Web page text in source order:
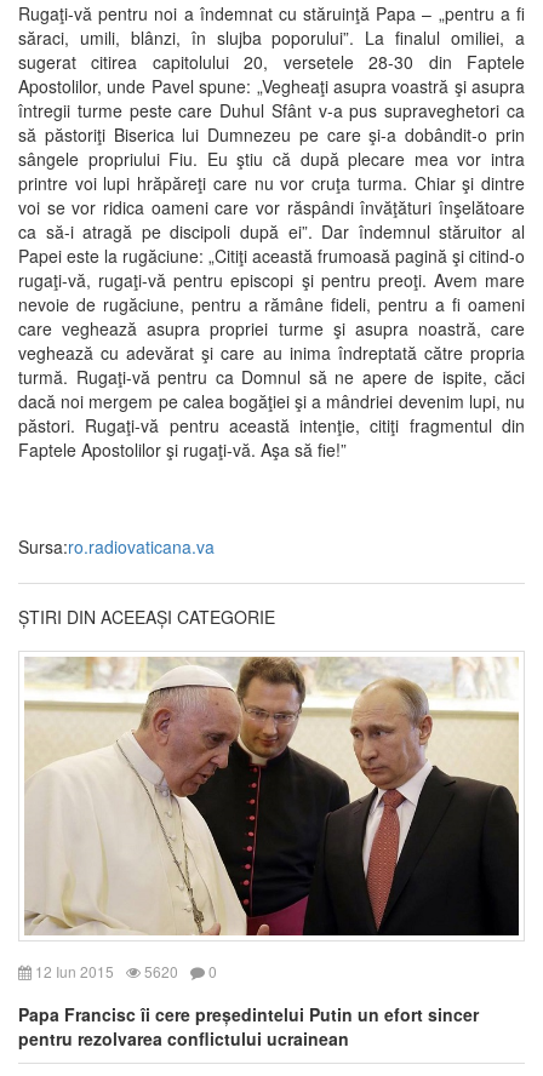
Rugaţi-vă pentru noi a îndemnat cu stăruinţă Papa – „pentru a fi
săraci, umili, blânzi, în slujba poporului”. La finalul omiliei, a
sugerat citirea capitolului 20, versetele 28-30 din Faptele
Apostolilor, unde Pavel spune: „Vegheaţi asupra voastră şi asupra
întregii turme peste care Duhul Sfânt v-a pus supraveghetori ca
să păstoriţi Biserica lui Dumnezeu pe care şi-a dobândit-o prin
sângele propriului Fiu. Eu ştiu că după plecare mea vor intra
printre voi lupi hrăpăreţi care nu vor cruţa turma. Chiar şi dintre
voi se vor ridica oameni care vor răspândi învăţături înşelătoare
ca să-i atragă pe discipoli după ei”. Dar îndemnul stăruitor al
Papei este la rugăciune: „Citiţi această frumoasă pagină şi citind-o
rugaţi-vă, rugaţi-vă pentru episcopi şi pentru preoţi. Avem mare
nevoie de rugăciune, pentru a rămâne fideli, pentru a fi oameni
care veghează asupra propriei turme şi asupra noastră, care
veghează cu adevărat şi care au inima îndreptată către propria
turmă. Rugaţi-vă pentru ca Domnul să ne apere de ispite, căci
dacă noi mergem pe calea bogăţiei şi a mândriei devenim lupi, nu
păstori. Rugaţi-vă pentru această intenţie, citiţi fragmentul din
Faptele Apostolilor şi rugaţi-vă. Aşa să fie!”
Sursa:ro.radiovaticana.va
ȘTIRI DIN ACEEAȘI CATEGORIE
12 Iun 2015 5620 0
Papa Francisc îi cere președintelui Putin un efort sincer
pentru rezolvarea conflictului ucrainean